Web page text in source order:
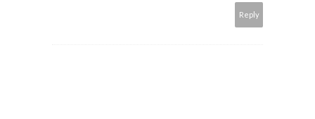
Reply